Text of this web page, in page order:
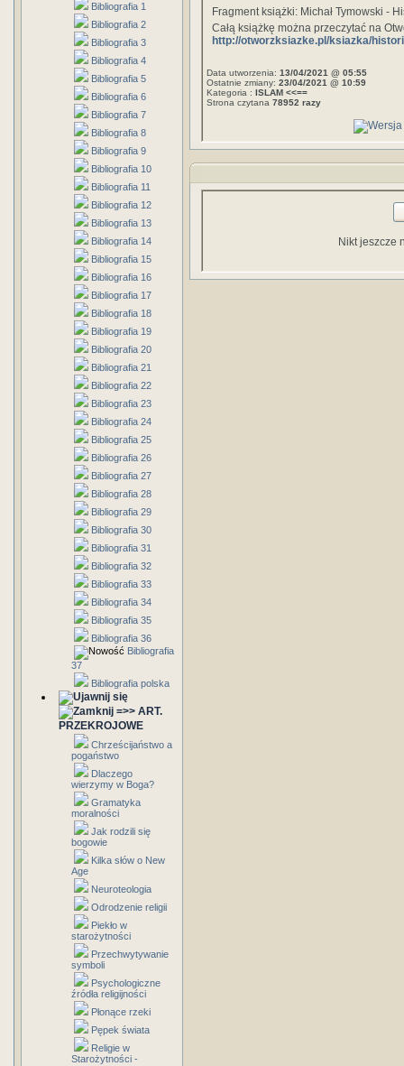
Bibliografia 1
Bibliografia 2
Bibliografia 3
Bibliografia 4
Bibliografia 5
Bibliografia 6
Bibliografia 7
Bibliografia 8
Bibliografia 9
Bibliografia 10
Bibliografia 11
Bibliografia 12
Bibliografia 13
Bibliografia 14
Bibliografia 15
Bibliografia 16
Bibliografia 17
Bibliografia 18
Bibliografia 19
Bibliografia 20
Bibliografia 21
Bibliografia 22
Bibliografia 23
Bibliografia 24
Bibliografia 25
Bibliografia 26
Bibliografia 27
Bibliografia 28
Bibliografia 29
Bibliografia 30
Bibliografia 31
Bibliografia 32
Bibliografia 33
Bibliografia 34
Bibliografia 35
Bibliografia 36
Bibliografia
37
Bibliografia polska
=>> ART.
PRZEKROJOWE
Chrześcijaństwo a
pogaństwo
Dlaczego
wierzymy w Boga?
Gramatyka
moralności
Jak rodzili się
bogowie
Kilka słów o New
Age
Neuroteologia
Odrodzenie religii
Piekło w
starożytności
Przechwytywanie
symboli
Psychologiczne
źródła religijności
Płonące rzeki
Pępek świata
Religie w
Starożytności -
Fragment książki: Michał Tymowski -
Całą książkę można przeczytać na
http://otworzksiazke.pl/ksiazka/
Data utworzenia: 13/04/2021 @ 05:55
Ostatnie zmiany: 23/04/2021 @ 10:59
Kategoria : ISLAM <<==
Strona czytana 78952 razy
Nikt jeszcze